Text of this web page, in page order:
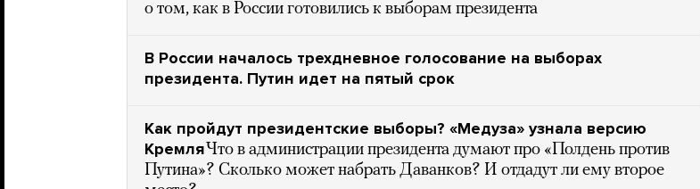
о том, как в России готовились к выборам президента
В России началось трехдневное голосование на выборах
президента. Путин идет на пятый срок
Как пройдут президентские выборы? «Медуза» узнала версию
КремляЧто в администрации президента думают про «Полдень против
Путина»? Сколько может набрать Даванков? И отдадут ли ему второе